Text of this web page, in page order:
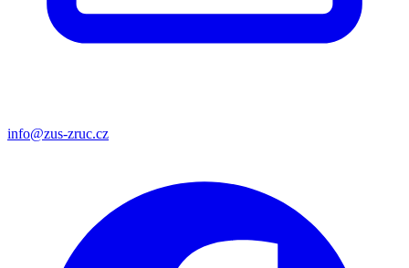
info@zus-zruc.cz